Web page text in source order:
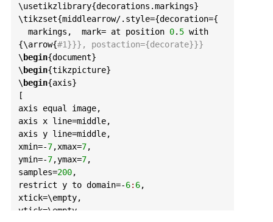
\usetikzlibrary{decorations .markings}
\tikzset{middlearrow/. style={decoration={
markings , mark= at position 0. 5 with
{\arrow{#1}}}, postaction={decorate}}}
\ begin{document}
\ begin{tikzpicture}
\ begin{axis}
axis
equal image
axis x line=middle
axis y line=middle
xmin=-7,xmax=7
ymin=-7,ymax=7
samples=200
restrict y to domain=-6: 6
xtick=\empty
ytick=\ empty